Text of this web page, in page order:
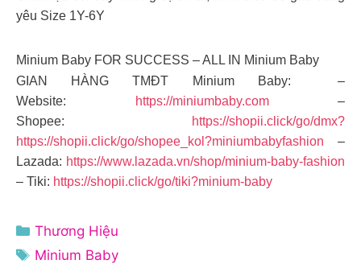
yêu Size 1Y-6Y
Minium Baby FOR SUCCESS – ALL IN Minium Baby
GIAN HÀNG TMĐT Minium Baby: –
Website:
https://miniumbaby.com–
Shopee:
https://shopii.click/go/dmx?
https://shopii.click/go/shopee_kol?miniumbabyfashion –
Lazada: https://www.lazada.vn/shop/minium-baby-fashion
– Tiki: https://shopii.click/go/tiki?minium-baby
Danh
mục
Thương Hiệu
Thẻ
Minium Baby